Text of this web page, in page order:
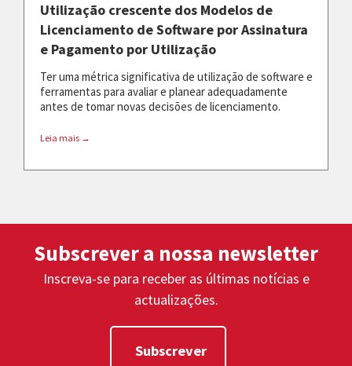
Utilização crescente dos Modelos de
Licenciamento de Software por Assinatura
e Pagamento por Utilização
Ter uma métrica significativa de utilização de software e
ferramentas para avaliar e planear adequadamente
antes de tomar novas decisões de licenciamento.
Leia mais →
Subscrever a nossa newsletter
Inscreva-se para receber as últimas notícias e
actualizações.
Subscrever